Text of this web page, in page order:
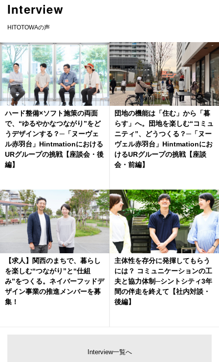
Interview
HITOTOWAの声
ハード整備×ソフト施策の両面
で、“ゆるやかなつながり”をど
うデザインする？─「ヌーヴェ
ル赤羽台」Hintmationにおける
URグループの挑戦【座談会・後
編】
団地の機能は「住む」から「暮
らす」へ。団地を楽しむ“コミュ
ニティ”、どうつくる？─「ヌー
ヴェル赤羽台」Hintmationにお
けるURグループの挑戦【座談
会・前編】
【求人】関西のまちで、暮らし
を楽しむ“つながり”と“仕組
み”をつくる。ネイバーフッドデ
ザイン事業の推進メンバーを募
集！
主体性を存分に発揮してもらう
には？ コミュニケーションの工
夫と協力体制─シントシティ3年
間の伴走を終えて【社内対談・
後編】
Interview一覧へ